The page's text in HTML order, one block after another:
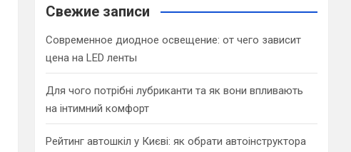
c
Свежие записи
Современное диодное освещение: от чего зависит
цена на LED ленты
Для чого потрібні лубриканти та як вони впливають
на інтимний комфорт
Рейтинг автошкіл у Києві: як обрати автоінструктора